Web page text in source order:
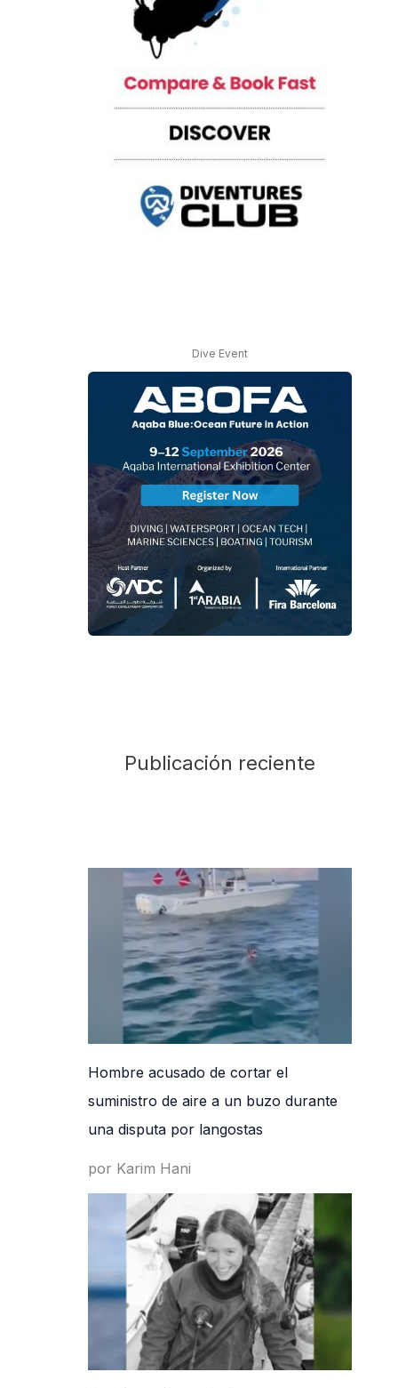
Dive Event
Publicación reciente
Hombre acusado de cortar el
suministro de aire a un buzo durante
una disputa por langostas
por Karim Hani